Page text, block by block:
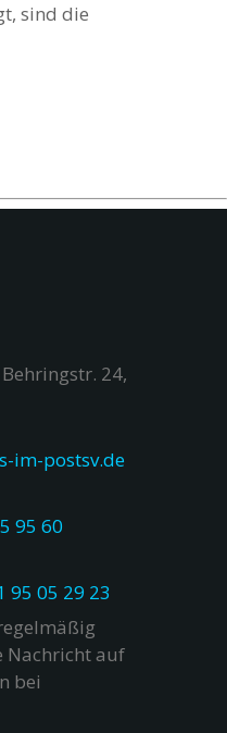
sind die
24,
im-postsv.de
95 60
95 05 29 23
Nachricht auf
bei